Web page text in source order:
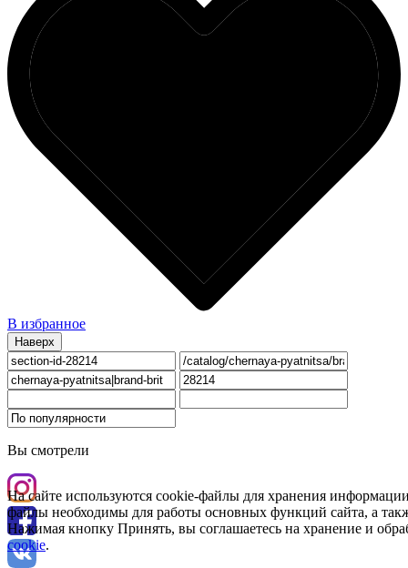
В избранное
Наверх
Вы смотрели
На сайте используются cookie-файлы для хранения
файлы необходимы для работы основных функций сайта, а
Нажимая кнопку Принять, вы соглашаетесь на хранение и
cookie.